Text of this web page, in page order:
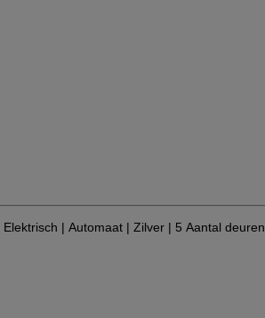
Elektrisch | Automaat | Zilver | 5 Aantal deuren